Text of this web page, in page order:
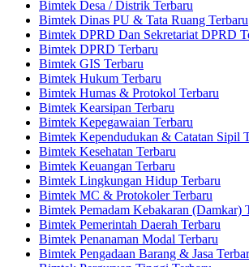
Bimtek Desa / Distrik Terbaru
Bimtek Dinas PU & Tata Ruang Terbaru
Bimtek DPRD Dan Sekretariat DPRD
Bimtek DPRD Terbaru
Bimtek GIS Terbaru
Bimtek Hukum Terbaru
Bimtek Humas & Protokol Terbaru
Bimtek Kearsipan Terbaru
Bimtek Kepegawaian Terbaru
Bimtek Kependudukan & Catatan Sipil
Bimtek Kesehatan Terbaru
Bimtek Keuangan Terbaru
Bimtek Lingkungan Hidup Terbaru
Bimtek MC & Protokoler Terbaru
Bimtek Pemadam Kebakaran (Damkar)
Bimtek Pemerintah Daerah Terbaru
Bimtek Penanaman Modal Terbaru
Bimtek Pengadaan Barang & Jasa